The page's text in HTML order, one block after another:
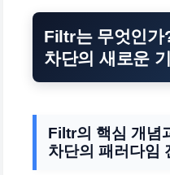
Filtr는 무엇인가
차단의 새로운
Filtr의 핵심 개념
차단의 패러다임